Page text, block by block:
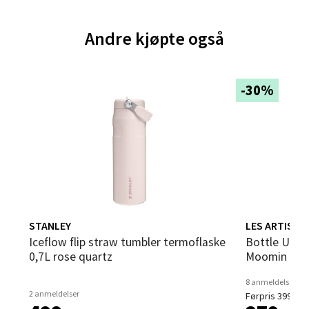
Andre kjøpte også
STANLEY
Iceflow flip straw tumbler termoflaske
0,7L rose quartz
2 anmeldelser
-30%
LES
Bottle Up Mummi termoflaske 0,5L
Moomin
8 anmeldelser
Førpris 399,-
0 i butikk
Velg
Sartorvegen 12, 5353 Straume
Velg